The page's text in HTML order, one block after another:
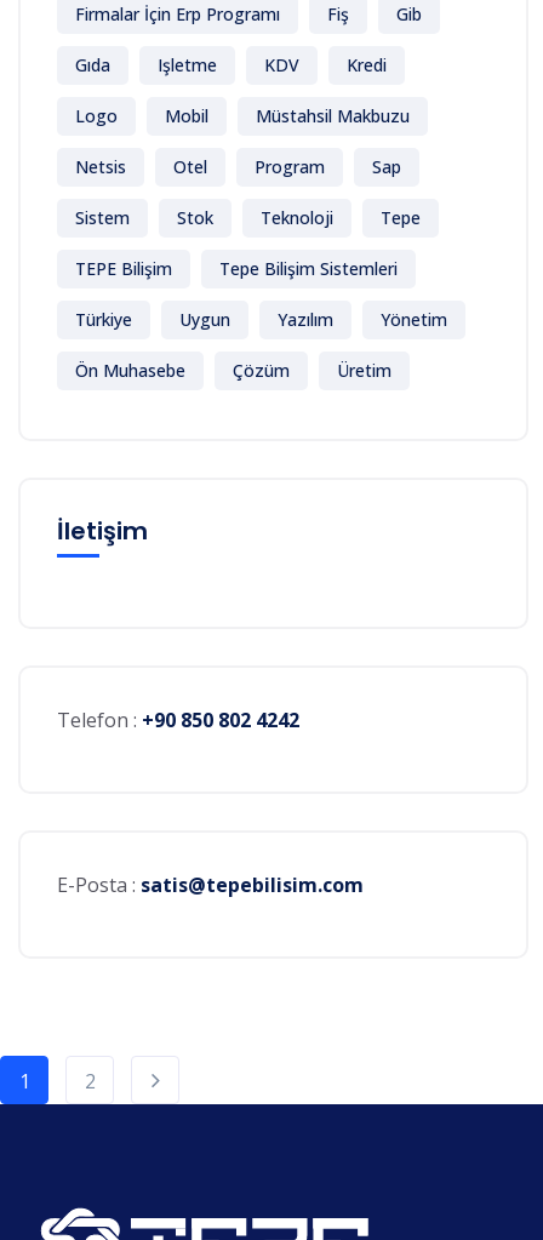
Firmalar İçin Erp Programı Fiş Gib
Gıda Işletme KDV Kredi
Logo Mobil Müstahsil Makbuzu
Netsis Otel Program Sap
Sistem Stok Teknoloji Tepe
TEPE Bilişim Tepe Bilişim Sistemleri
Türkiye Uygun Yazılım Yönetim
Ön Muhasebe Çözüm Üretim
İletişim
Telefon : +90 850 802 4242
E-Posta : satis@tepebilisim.com
1 2